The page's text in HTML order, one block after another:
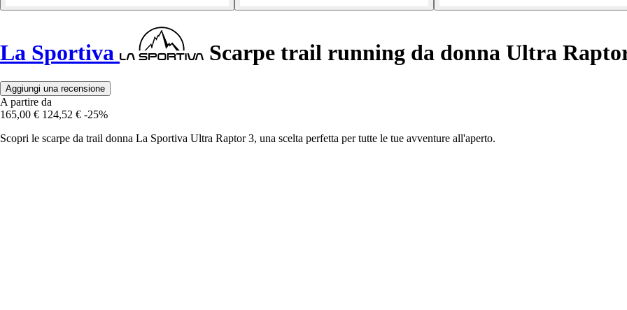
La Sportiva Scarpe trail running da donna Ultra
Aggiungi una recensione
A partire da
165,00 € 124,52 € -25%
Scopri le scarpe da trail donna La Sportiva Ultra Raptor 3, una scelta perfetta per tutte le tue avventure all'aperto.